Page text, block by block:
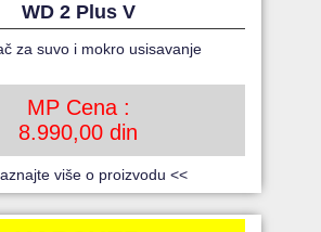
WD 2 Plus V
za suvo i mokro usisavanje
MP Cena :
8.990,00 din
više o proizvodu <<